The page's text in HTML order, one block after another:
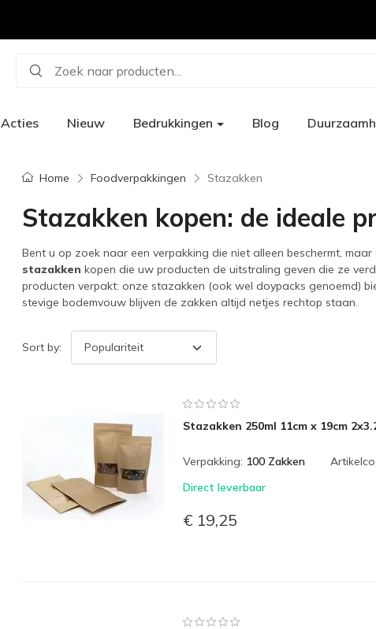
Zoek naar producten...
Acties Nieuw Bedrukkingen Blog
Home Foodverpakkingen Stazakken
Stazakken kopen: de ideale
Bent u op zoek naar een verpakking die niet alleen beschermt,
stazakken kopen die uw producten de uitstraling geven die ze
producten verpakt: onze stazakken (ook wel doypacks genoemd)
stevige bodemvouw blijven de zakken altijd netjes rechtop staan.
Sort by:
Stazakken 250ml 11cm x 19cm
Verpakking: 100 Zakken
Direct leverbaar
€ 19,25